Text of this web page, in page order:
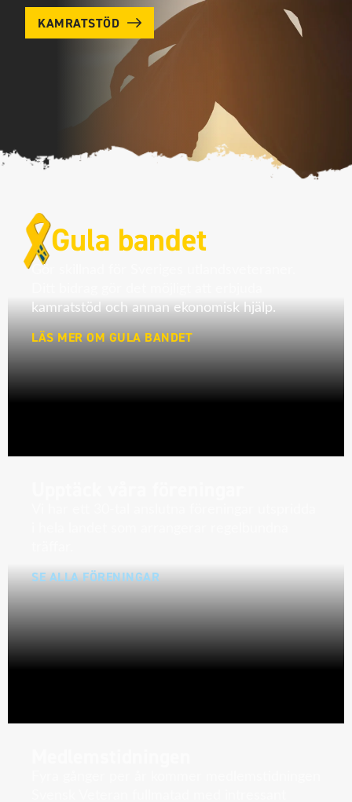
KAMRATSTÖD
Gula bandet
Gör skillnad för Sveriges utlandsveteraner.
kamratstöd och annan ekonomisk hjälp.
LÄS MER OM GULA BANDET
SE ALLA FÖRENINGAR